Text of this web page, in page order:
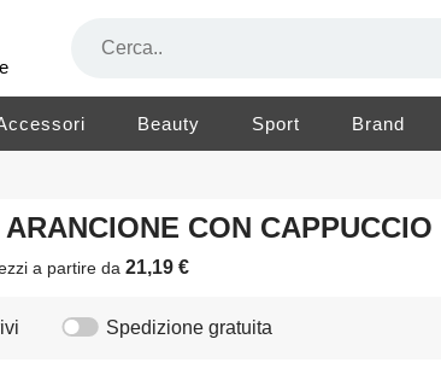
Beauty Sport Brand
ARANCIONE CON CAPPUCCIO
a partire da21,19 €
Spedizione gratuita